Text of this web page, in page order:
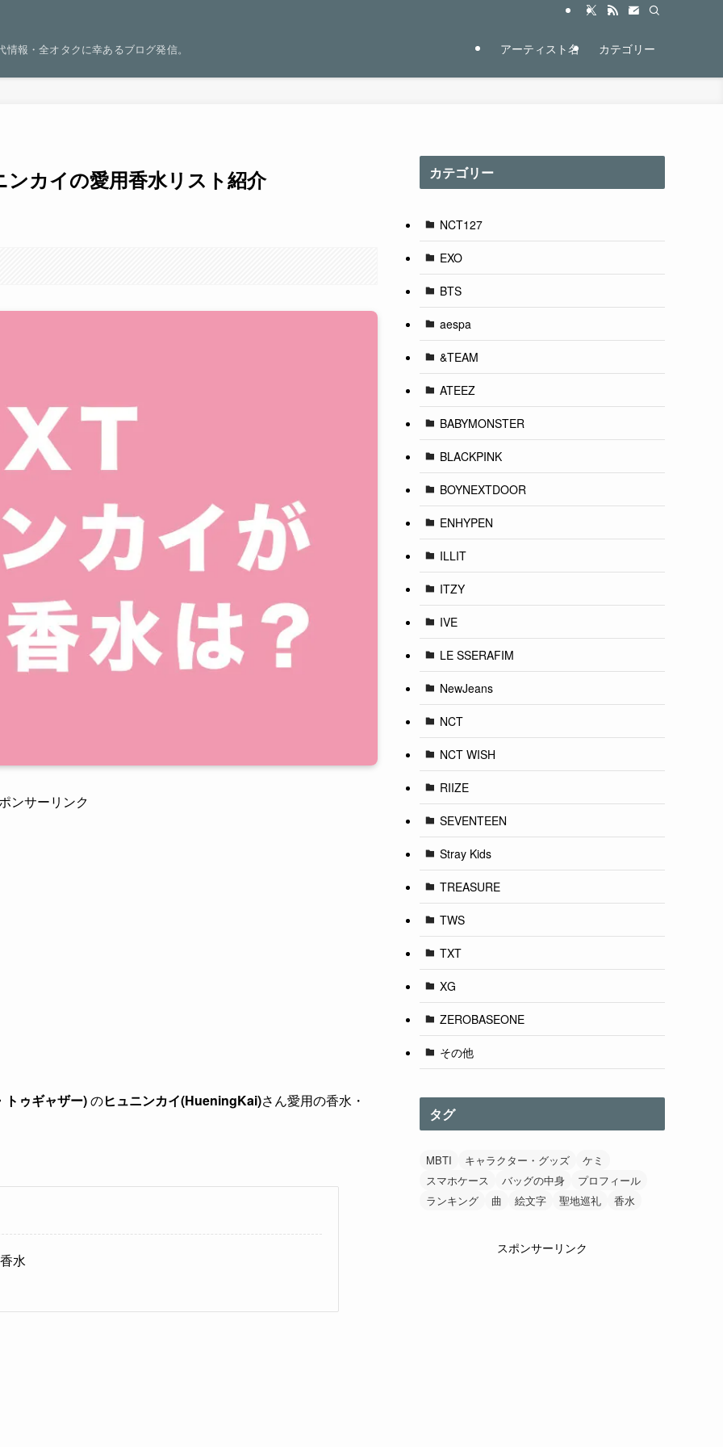
報・全オタクに幸あるブログ発信。 アーティスト名 カテゴリー
カイの愛用香水リスト紹介
ンサーリンク
トゥギャザー)のヒュニンカイ(HueningKai)さん愛用の香水・
水
カテゴリー
NCT127
EXO
BTS
aespa
&TEAM
ATEEZ
BABYMONSTER
BLACKPINK
BOYNEXTDOOR
ENHYPEN
ILLIT
ITZY
IVE
LE SSERAFIM
NewJeans
NCT
NCT WISH
RIIZE
SEVENTEEN
Stray Kids
TREASURE
TWS
TXT
XG
ZEROBASEONE
その他
タグ
MBTI キャラクター・グッズ
ケミ
スマホケース
バッグの中身
プロフィール
ランキング
曲 絵文字 聖地巡礼 香水
スポンサーリンク